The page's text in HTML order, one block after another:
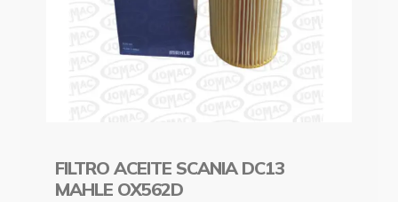
FILTRO ACEITE SCANIA DC13
MAHLE OX562D